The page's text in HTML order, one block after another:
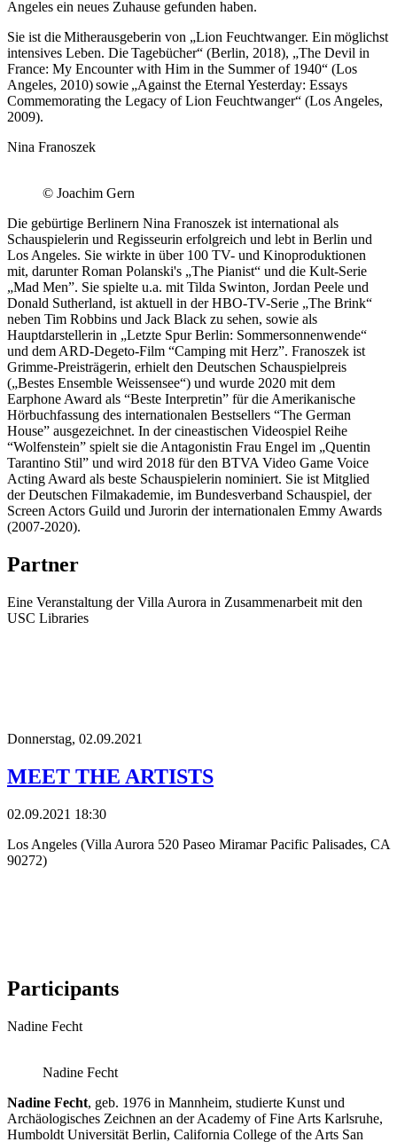
Angeles ein neues Zuhause gefunden haben.
Sie ist die Mitherausgeberin von „Lion Feuchtwanger. Ein möglichst
intensives Leben. Die Tagebücher“ (Berlin, 2018), „The Devil in
France: My Encounter with Him in the Summer of 1940“ (Los
Angeles, 2010) sowie „Against the Eternal Yesterday: Essays
Commemorating the Legacy of Lion Feuchtwanger“ (Los Angeles,
2009).
Nina Franoszek
© Joachim Gern
Die gebürtige Berlinern Nina Franoszek ist international als
Schauspielerin und Regisseurin erfolgreich und lebt in Berlin und
Los Angeles. Sie wirkte in über 100 TV- und Kinoproduktionen
mit, darunter Roman Polanski's „The Pianist“ und die Kult-Serie
„Mad Men”. Sie spielte u.a. mit Tilda Swinton, Jordan Peele und
Donald Sutherland, ist aktuell in der HBO-TV-Serie „The Brink“
neben Tim Robbins und Jack Black zu sehen, sowie als
Hauptdarstellerin in „Letzte Spur Berlin: Sommersonnenwende“
und dem ARD-Degeto-Film “Camping mit Herz”. Franoszek ist
Grimme-Preisträgerin, erhielt den Deutschen Schauspielpreis
(„Bestes Ensemble Weissensee“) und wurde 2020 mit dem
Earphone Award als “Beste Interpretin” für die Amerikanische
Hörbuchfassung des internationalen Bestsellers “The German
House” ausgezeichnet. In der cineastischen Videospiel Reihe
“Wolfenstein” spielt sie die Antagonistin Frau Engel im „Quentin
Tarantino Stil” und wird 2018 für den BTVA Video Game Voice
Acting Award als beste Schauspielerin nominiert. Sie ist Mitglied
der Deutschen Filmakademie, im Bundesverband Schauspiel, der
Screen Actors Guild und Jurorin der internationalen Emmy Awards
(2007-2020).
Partner
Eine Veranstaltung der Villa Aurora in Zusammenarbeit mit den
USC Libraries
Donnerstag, 02.09.2021
MEET THE ARTISTS
02.09.2021 18:30
Los Angeles (Villa Aurora 520 Paseo Miramar Pacific Palisades, CA
90272)
Participants
Nadine Fecht
Nadine Fecht
Nadine Fecht, geb. 1976 in Mannheim, studierte Kunst und
Archäologisches Zeichnen an der Academy of Fine Arts Karlsruhe,
Humboldt Universität Berlin, California College of the Arts San